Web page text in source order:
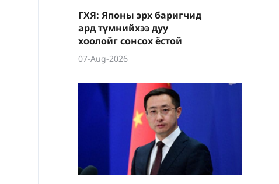
ГХЯ: Японы эрх баригчид
ард түмнийхээ дуу
хоолойг сонсох ёстой
07-Aug-2026